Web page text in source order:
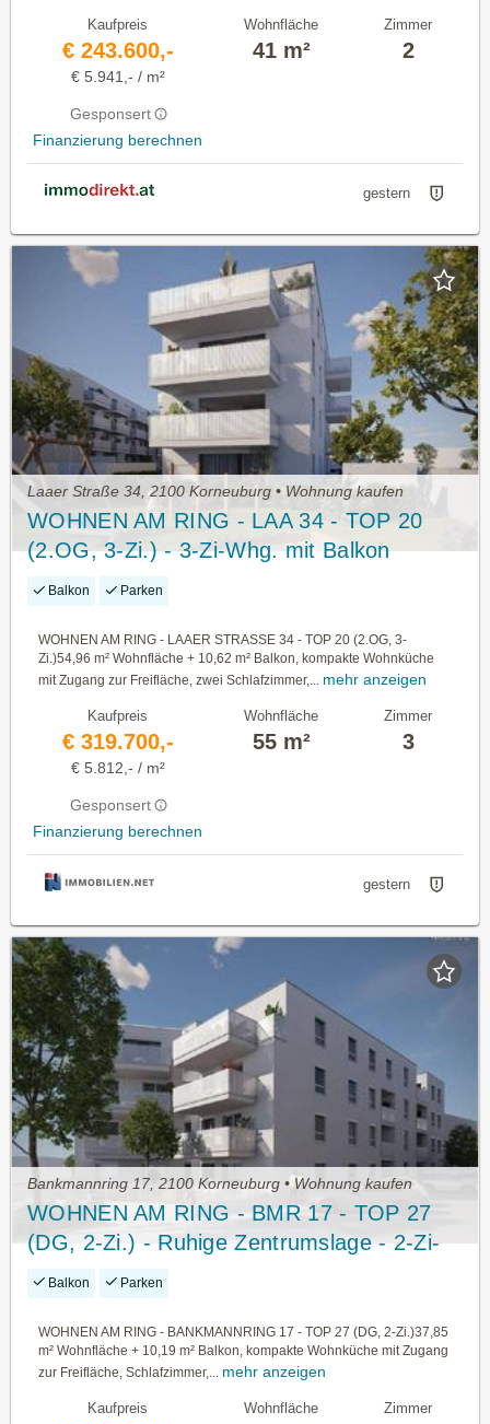
Kaufpreis
€ 243.600,-
€ 5.941,- / m²
Gesponsert
Finanzierung berechnen
Wohnfläche
41 m²
Zimmer
2
gestern
Laaer Straße 34, 2100 Korneuburg • Wohnung kaufen
WOHNEN AM RING - LAA 34 - TOP 20
(2.OG, 3-Zi.) - 3-Zi-Whg. mit Balkon
Balkon Parken
WOHNEN AM RING - LAAER STRASSE 34 - TOP 20 (2.OG, 3-
Zi.)54,96 m² Wohnfläche + 10,62 m² Balkon, kompakte Wohnküche
mit Zugang zur Freifläche, zwei Schlafzimmer,... mehr anzeigen
Kaufpreis
€ 319.700,-
€ 5.812,- / m²
Gesponsert
Finanzierung berechnen
Wohnfläche
55 m²
Zimmer
3
gestern
Bankmannring 17, 2100 Korneuburg • Wohnung kaufen
WOHNEN AM RING - BMR 17 - TOP 27
(DG, 2-Zi.) - Ruhige Zentrumslage - 2-Zi-
DG-Whg. mit Balkon
Balkon Parken
WOHNEN AM RING - BANKMANNRING 17 - TOP 27 (DG, 2-Zi.)37,85
m² Wohnfläche + 10,19 m² Balkon, kompakte Wohnküche mit Zugang
zur Freifläche, Schlafzimmer,...
mehr anzeigen
Kaufpreis Wohnfläche Zimmer